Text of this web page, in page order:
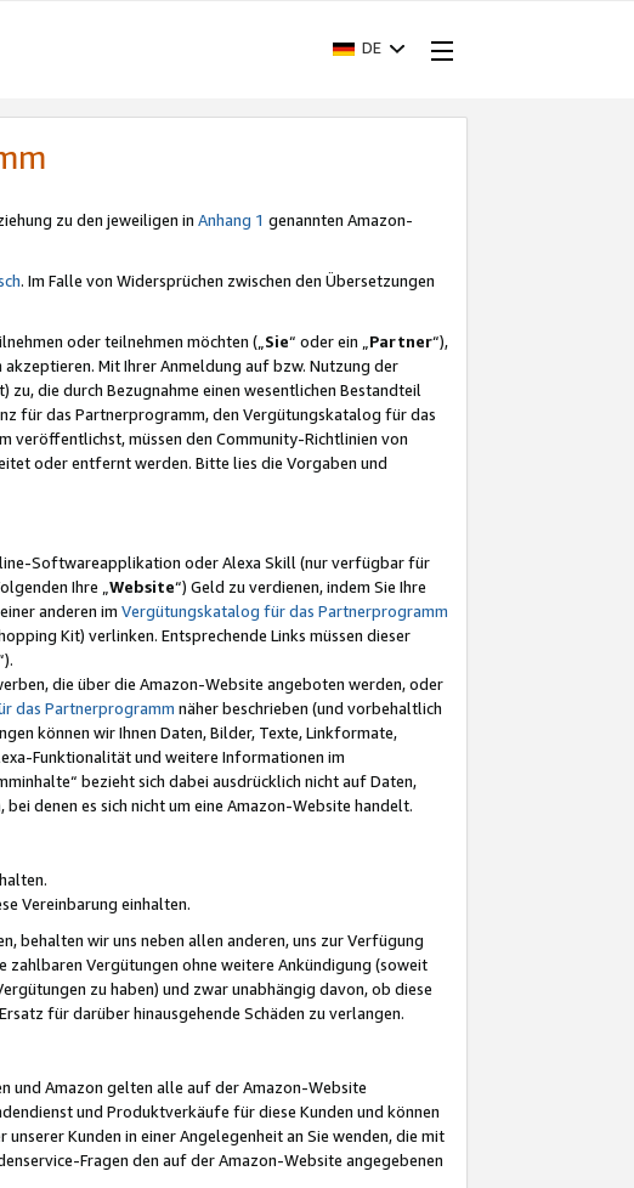
DE
zu den jeweiligen in Anhang 1 genannten Amazon-
. Im Falle von Widersprüchen zwischen den Übersetzungen
oder teilnehmen möchten („Sie“ oder ein „Partner“),
akzeptieren. Mit Ihrer Anmeldung auf bzw. Nutzung der
zu, die durch Bezugnahme einen wesentlichen Bestandteil
für das Partnerprogramm, den Vergütungskatalog für das
veröffentlichst, müssen den Community-Richtlinien von
oder entfernt werden. Bitte lies die Vorgaben und
Softwareapplikation oder Alexa Skill (nur verfügbar für
Ihre „ Website“) Geld zu verdienen, indem Sie Ihre
anderen im Vergütungskatalog für das Partnerprogramm
Kit) verlinken. Entsprechende Links müssen dieser
die über die Amazon-Website angeboten werden, oder
das Partnerprogramm näher beschrieben (und vorbehaltlich
können wir Ihnen Daten, Bilder, Texte, Linkformate,
Funktionalität und weitere Informationen im
bezieht sich dabei ausdrücklich nicht auf Daten,
denen es sich nicht um eine Amazon-Website handelt.
Vereinbarung einhalten.
behalten wir uns neben allen anderen, uns zur Verfügung
zahlbaren Vergütungen ohne weitere Ankündigung (soweit
zu haben) und zwar unabhängig davon, ob diese
für darüber hinausgehende Schäden zu verlangen.
und Amazon gelten alle auf der Amazon-Website
und Produktverkäufe für diese Kunden und können
Kunden in einer Angelegenheit an Sie wenden, die mit
Fragen den auf der Amazon-Website angegebenen